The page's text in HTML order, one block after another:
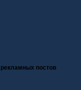
постов